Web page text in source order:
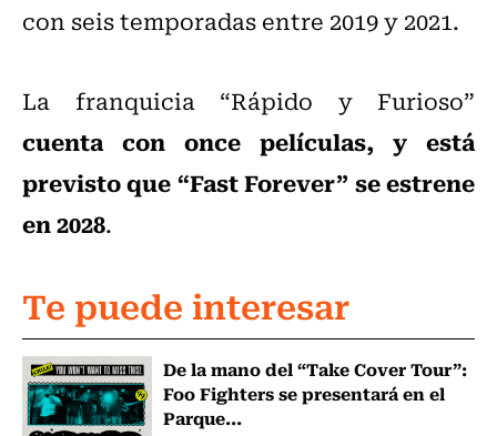
con seis temporadas entre 2019 y 2021.
La franquicia “Rápido y Furioso”
cuenta con once películas, y está
previsto que “Fast Forever” se estrene
en 2028.
Te puede interesar
De la mano del “Take Cover Tour”:
Foo Fighters se presentará en el
Parque...